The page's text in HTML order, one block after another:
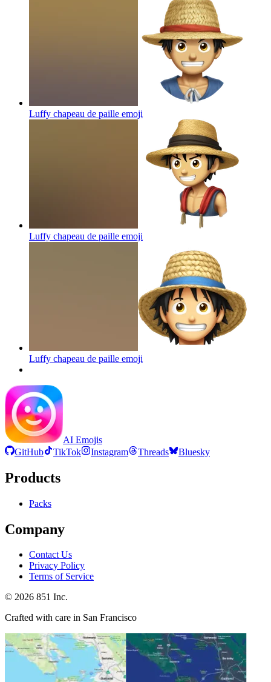
Luffy chapeau de paille emoji
Luffy chapeau de paille emoji
Luffy chapeau de paille emoji
AI Emojis
GitHub
TikTok Instagram Threads Bluesky
Products
Packs
Company
Contact Us
Privacy Policy
Terms of Service
© 2026 851 Inc.
Crafted with care in San Francisco